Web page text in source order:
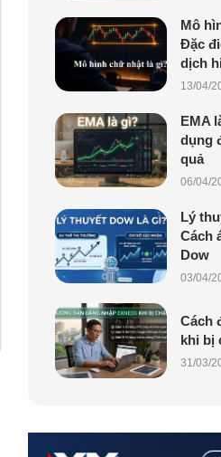
Mô
Đặc
dịch
13/04/
EMA
dụng
quả
06/04/
Lý
Cách
Dow
03/04/
Cách
khi bị
31/03/